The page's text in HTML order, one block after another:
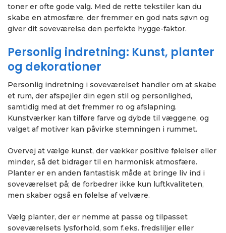
toner er ofte gode valg. Med de rette tekstiler kan du
skabe en atmosfære, der fremmer en god nats søvn og
giver dit soveværelse den perfekte hygge-faktor.
Personlig indretning: Kunst, planter
og dekorationer
Personlig indretning i soveværelset handler om at skabe
et rum, der afspejler din egen stil og personlighed,
samtidig med at det fremmer ro og afslapning.
Kunstværker kan tilføre farve og dybde til væggene, og
valget af motiver kan påvirke stemningen i rummet.
Overvej at vælge kunst, der vækker positive følelser eller
minder, så det bidrager til en harmonisk atmosfære.
Planter er en anden fantastisk måde at bringe liv ind i
soveværelset på; de forbedrer ikke kun luftkvaliteten,
men skaber også en følelse af velvære.
Vælg planter, der er nemme at passe og tilpasset
soveværelsets lysforhold, som f.eks. fredsliljer eller